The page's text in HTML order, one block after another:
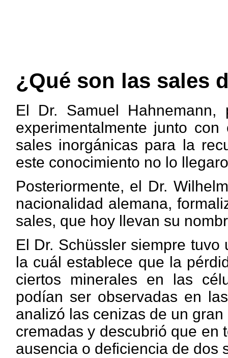
¿Qué son las sales
El Dr. Samuel
experimentalmente junto
sales inorgánicas para la
este conocimiento no lo
Posteriormente, el Dr.
nacionalidad alemana,
sales, que hoy llevan su
El Dr. Schüssler siempre
la cuál establece que la
ciertos minerales en las
podían ser observadas en
analizó las cenizas de un
cremadas y descubrió que en
ausencia o deficiencia de dos